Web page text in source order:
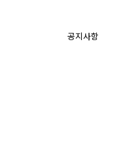
공지사항